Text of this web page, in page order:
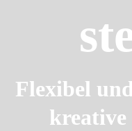
Flexibel